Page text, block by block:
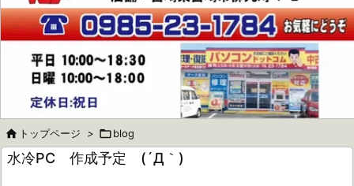
サイド


 トップページ > blog
水冷PC 作成予定 (´Д｀)